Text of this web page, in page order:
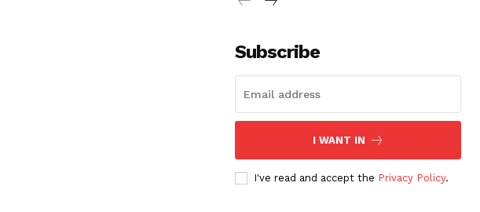
Subscribe
I WANT IN
I've read and accept the Privacy Policy.